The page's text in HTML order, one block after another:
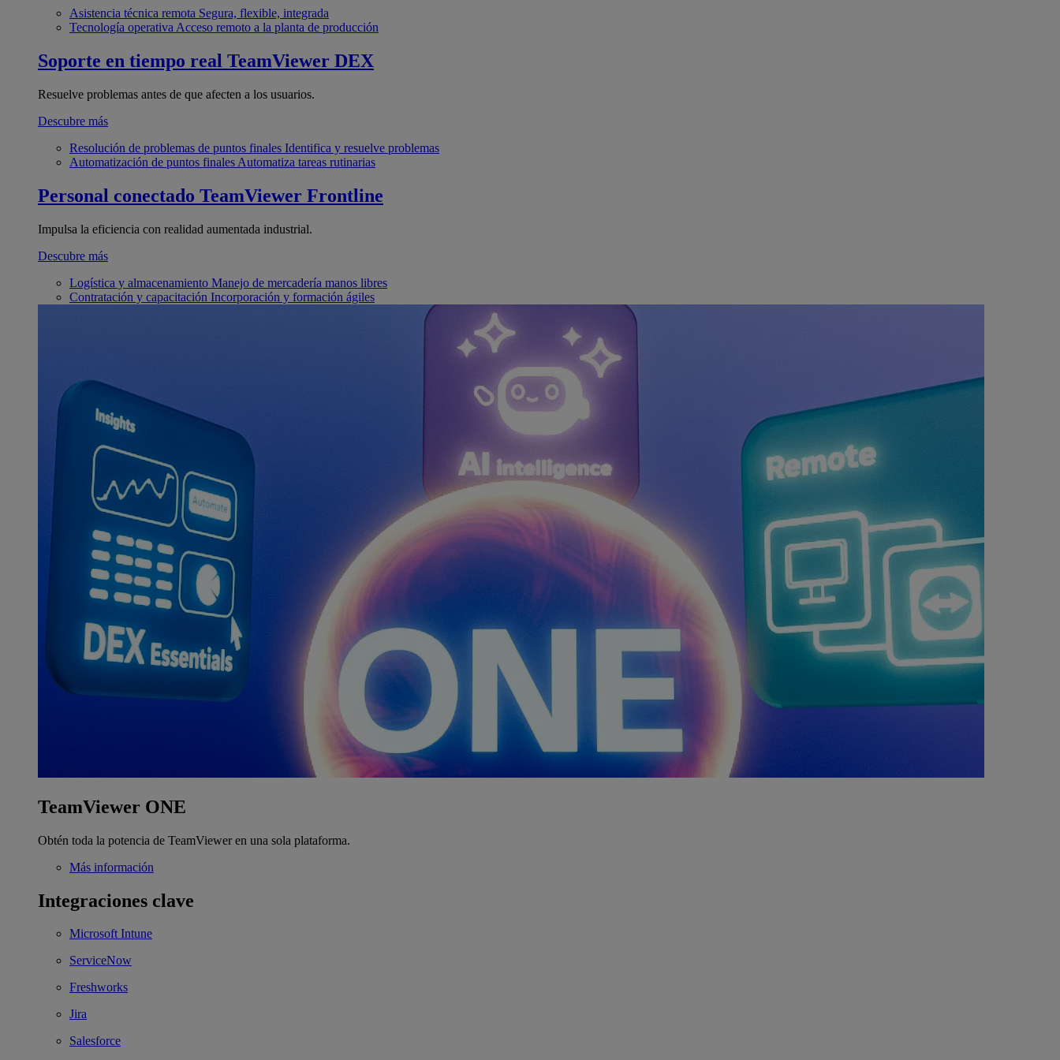
Asistencia técnica remota Segura, flexible, integrada
Tecnología operativa Acceso remoto a la planta de producción
Soporte en tiempo real TeamViewer DEX
Resuelve problemas antes de que afecten a los usuarios.
Descubre más
Resolución de problemas de puntos finales Identifica y resuelve problemas
Automatización de puntos finales Automatiza tareas rutinarias
Personal conectado TeamViewer Frontline
Impulsa la eficiencia con realidad aumentada industrial.
Descubre más
Logística y almacenamiento Manejo de mercadería manos libres
Contratación y capacitación Incorporación y formación ágiles
TeamViewer ONE
Obtén toda la potencia de TeamViewer en una sola plataforma.
Más información
Integraciones clave
Microsoft Intune
ServiceNow
Freshworks
Jira
Salesforce